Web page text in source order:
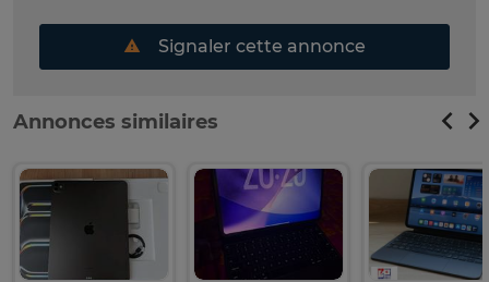
Signaler cette annonce
Annonces similaires